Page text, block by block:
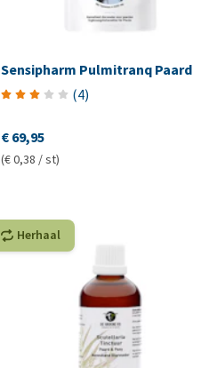
Sensipharm Pulmitranq Paard
(4)
€ 69,95
(€ 0,38 / st)
Herhaal